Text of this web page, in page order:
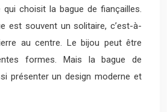
choisit la bague de fiançailles.
est souvent un solitaire, c’est-à-
au centre. Le bijou peut être
formes. Mais la bague de
présenter un design moderne et